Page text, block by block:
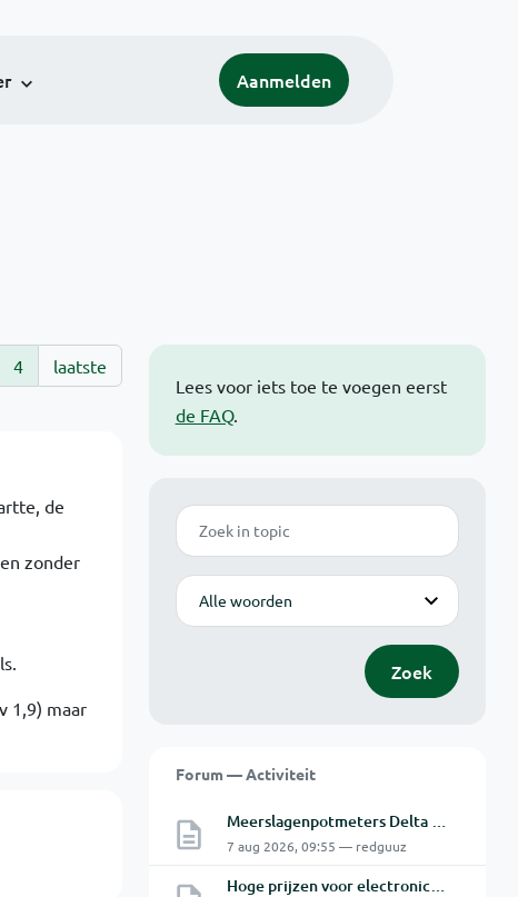
Aanmelden
Lees voor iets toe te voegen eerst
de FAQ.
Zoek
Modus
Zoek
Forum — Activiteit
Meerslagenpotmeters Delta SM45-70D
7 aug 2026, 09:55 — redguuz
Hoge prijzen voor electronica hobbyisten
4 laatste
de
zonder
1,9) maar